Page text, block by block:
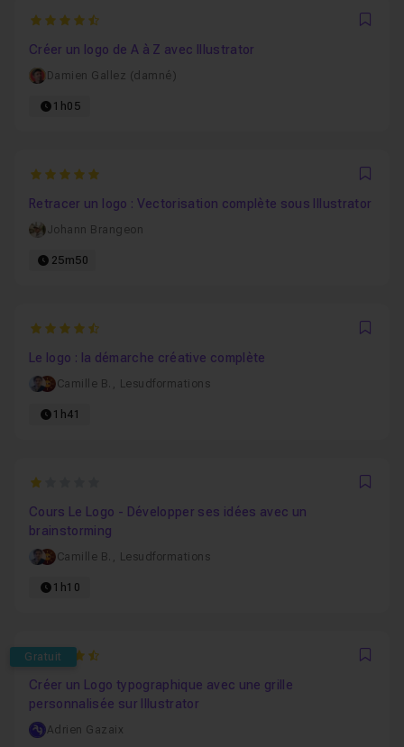
4.9795918367347
Créer un logo de A à Z avec Illustrator
Damien Gallez (damné)
1h05
5
Retracer un logo : Vectorisation complète sous Illustrator
Johann Brangeon
25m50
4.8841201716738
Le logo : la démarche créative complète
Camille B. , Lesudformations
1h41
1
Cours Le Logo - Développer ses idées avec un
brainstorming
Camille B. , Lesudformations
1h10
Gratuit
4.8571428571429
Créer un Logo typographique avec une grille
personnalisée sur Illustrator
Adrien Gazaix